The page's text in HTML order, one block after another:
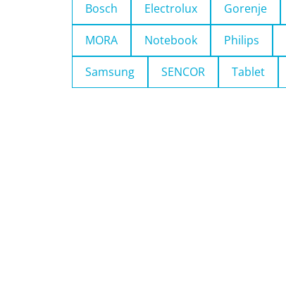
Bosch Electrolux Gorenje
MORA Notebook Philips
Samsung SENCOR Tablet